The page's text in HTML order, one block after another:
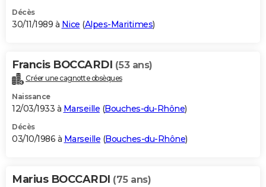
Décès
30/11/1989 à Nice (Alpes-Maritimes)
Francis BOCCARDI (53 ans)
Créer une cagnotte obsèques
Naissance
12/03/1933 à Marseille (Bouches-du-Rhône)
Décès
03/10/1986 à Marseille (Bouches-du-Rhône)
Marius BOCCARDI (75 ans)